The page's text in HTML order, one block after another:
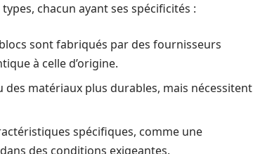
chacun ayant ses spécificités :
sont fabriqués par des fournisseurs
à celle d’origine.
matériaux plus durables, mais nécessitent
spécifiques, comme une
des conditions exigeantes.